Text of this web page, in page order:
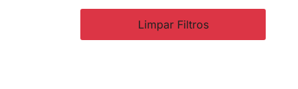
Limpar Filtros